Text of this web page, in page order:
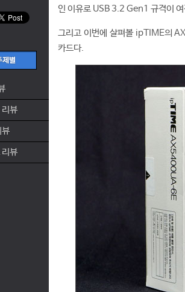
리뷰
뷰
리뷰
인 이유로 USB 3.2 Gen1 규격이
그리고 이번에 살펴볼 ipTIME의
카드다.